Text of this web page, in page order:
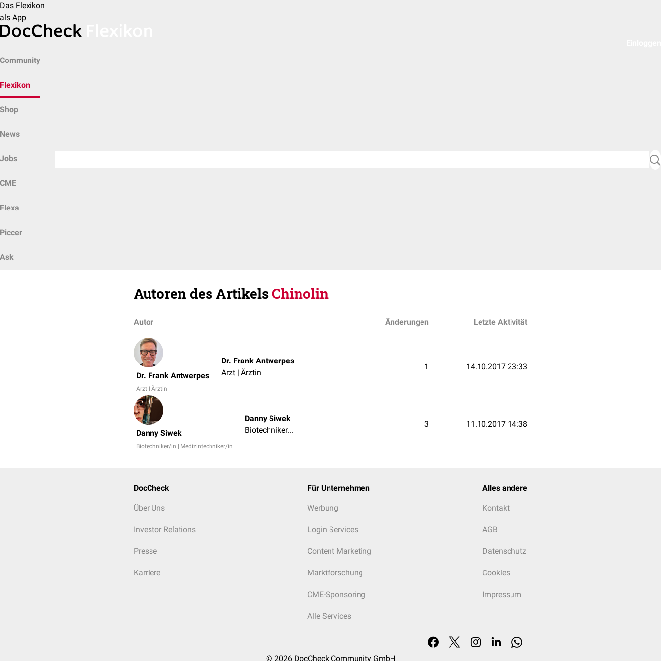
Das Flexikon
als App
Community
Flexikon
Shop
News
Jobs
CME
Flexa
Piccer
Ask
Autoren des ArtikelsChinolin
Autor Änderungen Letzte Aktivität
Dr. Frank Antwerpes
Arzt | Ärztin
Dr. Frank Antwerpes
Arzt | Ärztin
1 14.10.2017 23:33
Danny Siwek
Biotechniker/in | Medizintechniker/in
Danny Siwek
Biotechniker/in | Medizintechniker/in
3 11.10.2017 14:38
DocCheck
Über Uns
Investor Relations
Presse
Karriere
Für Unternehmen
Werbung
Login Services
Content Marketing
Marktforschung
CME-Sponsoring
Alle Services
Alles andere
Kontakt
AGB
Datenschutz
Cookies
Impressum
© 2026 DocCheck Community GmbH